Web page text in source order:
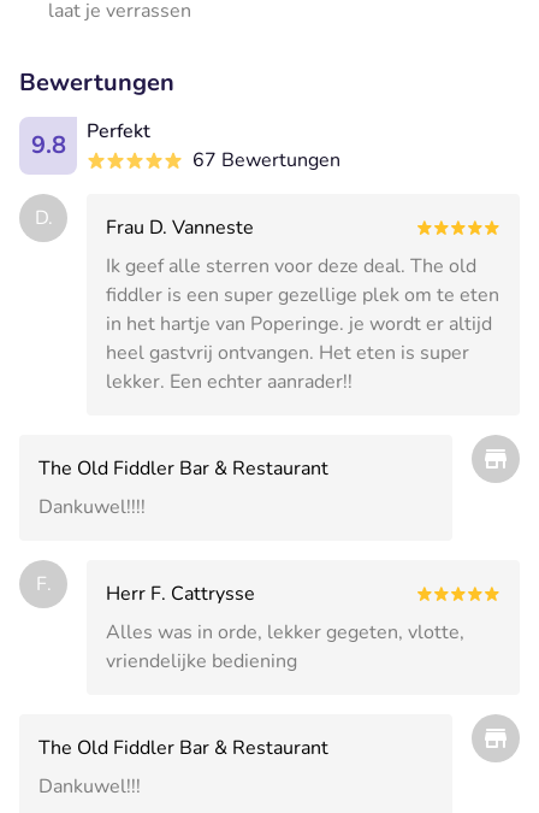
laat je verrassen
Bewertungen
9.8
Perfekt
67 Bewertungen
D.
Frau D. Vanneste
Ik geef alle sterren voor deze deal. The old
fiddler is een super gezellige plek om te eten
in het hartje van Poperinge. je wordt er altijd
heel gastvrij ontvangen. Het eten is super
lekker. Een echter aanrader!!
The Old Fiddler Bar & Restaurant
Dankuwel!!!!
F.
Herr F. Cattrysse
Alles was in orde, lekker gegeten, vlotte,
vriendelijke bediening
The Old Fiddler Bar & Restaurant
Dankuwel!!!